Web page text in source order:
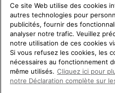
France
©2026 SOREL. Tous droits réservés.
Politique De Confidentialite
BIENVENUE
VEUILLEZ
VOTRE PAYS
Ce site Web utilise des cookies
autres technologies pour
publicités, fournir des
analyser notre trafic. Veuillez
notre utilisation de ces cookies
Si vous refusez les cookies, les
nécessaires au fonctionnement
même utilisés. Cliquez ici pour
notre Déclaration complète sur